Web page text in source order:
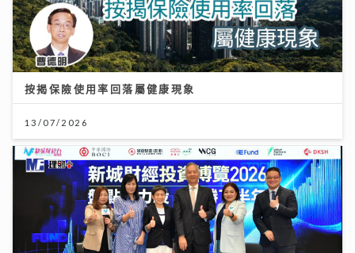
按揭保險使用率回落屬健康現象
13/07/2026